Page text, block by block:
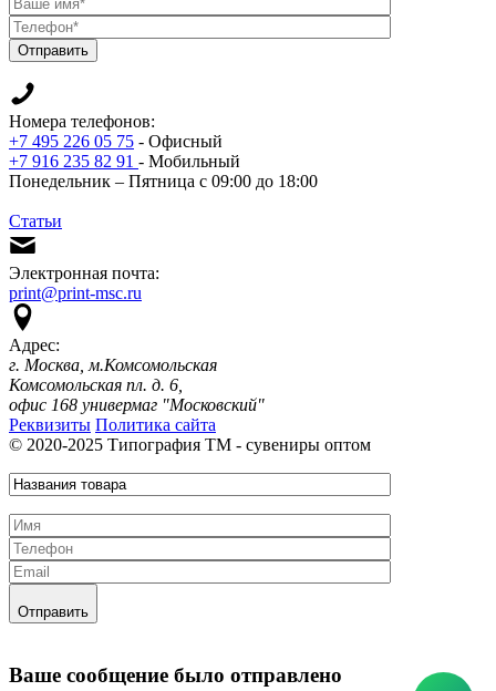
Отправить
Номера телефонов:
+7 495 226 05 75 - Офисный
+7 916 235 82 91 - Мобильный
Понедельник – Пятница с 09:00 до 18:00
Статьи
Электронная почта:
print@print-msc.ru
Адрес:
г. Москва, м.Комсомольская
Комсомольская пл. д. 6,
офис 168 универмаг "Московский"
Реквизиты Политика сайта
© 2020-2025 Типография ТМ - сувениры оптом
Отправить
Ваше сообщение было отправлено